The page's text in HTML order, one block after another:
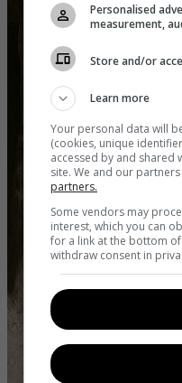
Personalised
measurement,
Store and/or
Learn more
Your personal data will
(cookies, unique
accessed by and shared
site. We and our
partners.
Some vendors may
interest, which you can
for a link at the bottom
withdraw consent in